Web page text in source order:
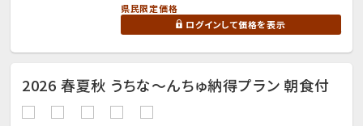
県民限定価格
ログインして価格を表示
2026 春夏秋 うちな～んちゅ納得プラン 朝食付